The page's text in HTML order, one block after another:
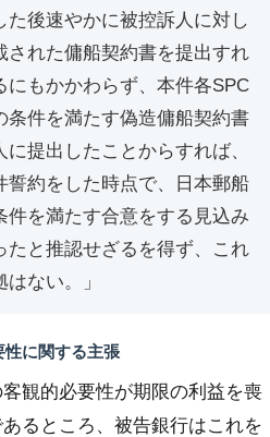
た後速やかに被控訴人に対し
された傭船契約書を提出すれ
にもかかわらず、本件各SPC
条件を満たす偽造傭船契約書
提出したことからすれば、
誓約をした時点で、日本郵船
件を満たす合意をする見込み
たと推認せざるを得ず、これ
ない。」
性に関する主張
観的必要性が期限の利益を喪
るところ、被告銀行はこれを